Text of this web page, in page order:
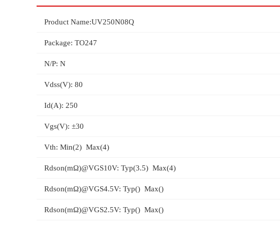
Product Name:UV250N08Q
Package: TO247
N/P: N
Vdss(V): 80
Id(A): 250
Vgs(V): ±30
Vth: Min(2) Max(4)
Rdson(mΩ)@VGS10V: Typ(3.5) Max(4)
Rdson(mΩ)@VGS4.5V: Typ() Max()
Rdson(mΩ)@VGS2.5V: Typ() Max()